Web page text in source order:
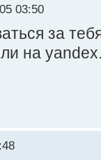
03:50
за
на